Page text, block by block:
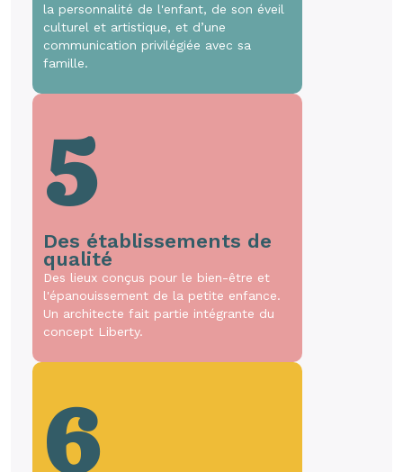
la personnalité de l'enfant, de son éveil
culturel et artistique, et d’une
communication privilégiée avec sa
famille.
5
Des établissements de
qualité
Des lieux conçus pour le bien-être et
l'épanouissement de la petite enfance.
Un architecte fait partie intégrante du
concept Liberty.
6